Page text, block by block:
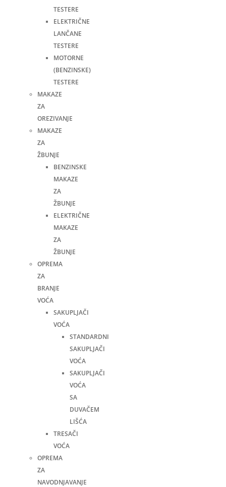
TESTERE
ELEKTRIČNE
LANČANE
TESTERE
MOTORNE
(BENZINSKE)
TESTERE
MAKAZE
ZA
OREZIVANJE
MAKAZE
ZA
ŽBUNJE
BENZINSKE
MAKAZE
ZA
ŽBUNJE
ELEKTRIČNE
MAKAZE
ZA
ŽBUNJE
OPREMA
ZA
BRANJE
VOĆA
SAKUPLJAČI
VOĆA
STANDARDNI
SAKUPLJAČI
VOĆA
SAKUPLJAČI
VOĆA
SA
DUVAČEM
LIŠĆA
TRESAČI
VOĆA
OPREMA
ZA
NAVODNJAVANJE